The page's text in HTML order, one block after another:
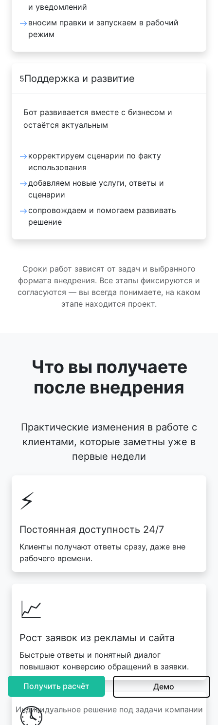
и уведомлений
вносим правки и запускаем в рабочий
режим
5Поддержка и развитие
Бот развивается вместе с бизнесом и
остаётся актуальным
корректируем сценарии по факту
использования
добавляем новые услуги, ответы и
сценарии
сопровождаем и помогаем развивать
решение
Сроки работ зависят от задач и выбранного
формата внедрения. Все этапы фиксируются и
согласуются — вы всегда понимаете, на каком
этапе находится проект.
Что вы получаете
после внедрения
Практические изменения в работе с
клиентами, которые заметны уже в
первые недели
⚡
Постоянная доступность 24/7
Клиенты получают ответы сразу, даже вне
рабочего времени.
📈
Рост заявок из рекламы и сайта
Быстрые ответы и понятный диалог
повышают конверсию обращений в заявки.
🕓
Получить расчёт Демо
Индивидуальное решение под задачи компании